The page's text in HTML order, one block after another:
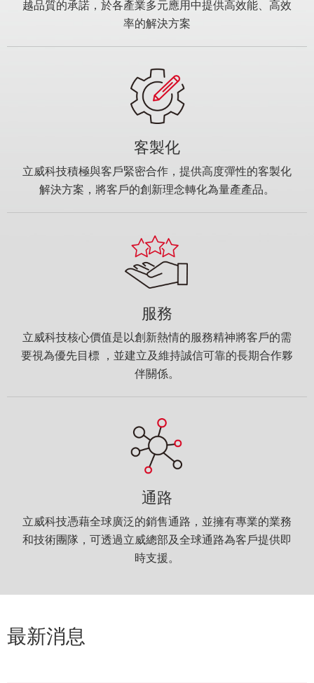
越品質的承諾，於各產業多元應用中提供高效能、高效
率的解決方案
客製化
立威科技積極與客戶緊密合作，提供高度彈性的客製化
解決方案，將客戶的創新理念轉化為量產產品。
服務
立威科技核心價值是以創新熱情的服務精神將客戶的需
要視為優先目標 ，並建立及維持誠信可靠的長期合作夥
伴關係。
通路
立威科技憑藉全球廣泛的銷售通路，並擁有專業的業務
和技術團隊，可透過立威總部及全球通路為客戶提供即
時支援。
最新消息